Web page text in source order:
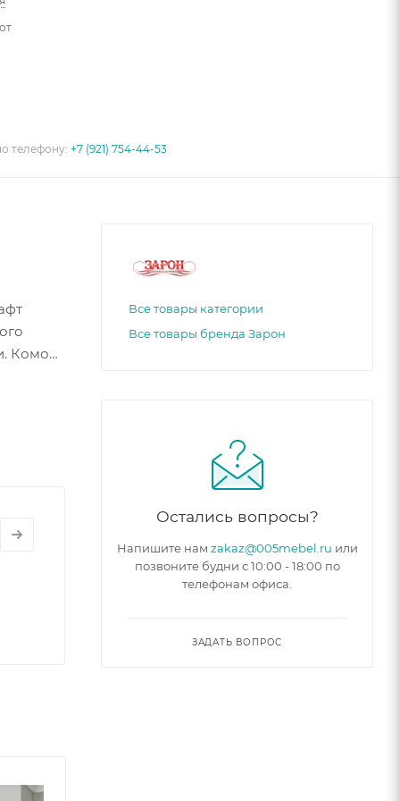
телефону:+7 (921) 754-44-53
Комод
Все товары категории
Все товары бренда Зарон
Остались вопросы?
Напишите нам zakaz@005mebel.ru или
позвоните будни с 10:00 - 18:00 по
телефонам офиса.
ЗАДАТЬ ВОПРОС